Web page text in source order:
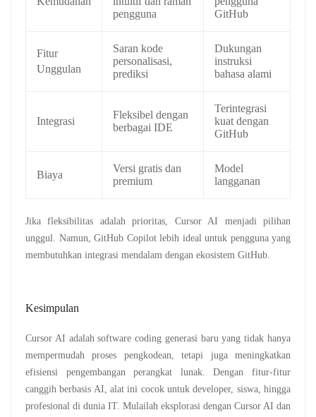
pengguna
GitHub
Fitur
Unggulan
Saran kode
personalisasi,
prediksi
Dukungan
instruksi
bahasa alami
Integrasi
Fleksibel dengan
berbagai IDE
Terintegrasi
kuat dengan
GitHub
Biaya
Versi gratis dan
premium
Model
langganan
Jika fleksibilitas adalah prioritas, Cursor AI menjadi pilihan
unggul. Namun, GitHub Copilot lebih ideal untuk pengguna yang
membutuhkan integrasi mendalam dengan ekosistem GitHub.
Kesimpulan
Cursor AI adalah software coding generasi baru yang tidak hanya
mempermudah proses pengkodean, tetapi juga meningkatkan
efisiensi pengembangan perangkat lunak. Dengan fitur-fitur
canggih berbasis AI, alat ini cocok untuk developer, siswa, hingga
profesional di dunia IT. Mulailah eksplorasi dengan Cursor AI dan